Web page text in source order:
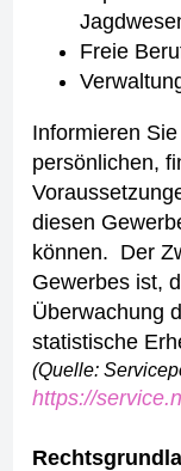
Freie
Informieren
persönlichen,
diesen
können. Der
Gewerbes ist,
Überwachung
statistische
(Quelle:
https://